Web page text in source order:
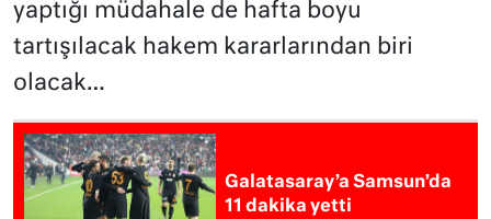
yaptığı müdahale de hafta boyu
tartışılacak hakem kararlarından biri
olacak…
Galatasaray’a Samsun’da
11 dakika yetti